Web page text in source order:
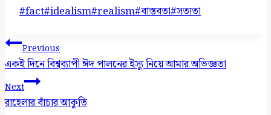
Post
#fact#idealism#realism#বাস্তবতা#সত্যতা
Post
Navigation
Previous
একই দিনে বিশ্বব্যাপী ঈদ পালনের ইস্যু নিয়ে আমার অভিজ্ঞতা
Next
রাহেলার বাঁচার আকুতি